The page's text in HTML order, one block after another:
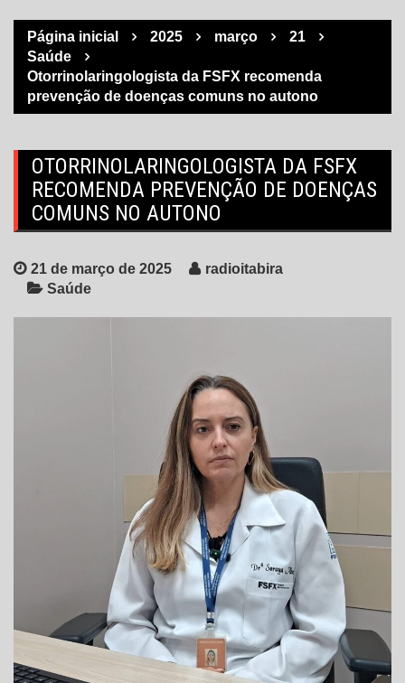
Página inicial 2025 março
21
Saúde
Otorrinolaringologista da FSFX recomenda
prevenção de doenças comuns no autono
OTORRINOLARINGOLOGISTA DA FSFX
RECOMENDA PREVENÇÃO DE DOENÇAS
COMUNS NO AUTONO
21 de março de 2025
radioitabira
Saúde